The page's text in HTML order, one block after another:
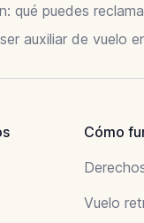
qué puedes
auxiliar de vuelo
Cómo
Vuelo